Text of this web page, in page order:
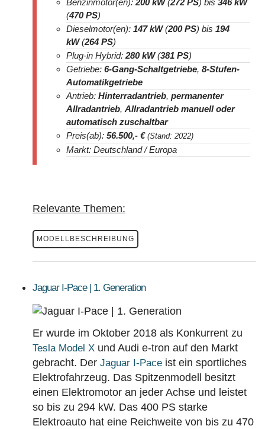
Benzinmotor(en): 200 kW(272 PS) bis 346 kW
(470 PS)
Dieselmotor(en): 147 kW(200 PS) bis 194
kW(264 PS)
Plug-in Hybrid: 280 kW(381 PS)
Getriebe: 6-Gang-Schaltgetriebe, 8-Stufen-
Automatikgetriebe
Antrieb: Hinterradantrieb, permanenter
Allradantrieb, Allradantrieb manuell oder
automatisch zuschaltbar
Preis(ab): 56.500,- € (Stand: 2022)
Markt: Deutschland / Europa
Relevante Themen:
MODELLBESCHREIBUNG
Jaguar I-Pace | 1. Generation
Er wurde im Oktober 2018 als Konkurrent zu
Tesla Model X und Audi e-tron auf den Markt
gebracht. Der Jaguar I-Pace ist ein sportliches
Elektrofahrzeug. Das Spitzenmodell besitzt
einen Elektromotor an jeder Achse und leistet
so bis zu 294 kW. Das 400 PS starke
Elektroauto hat eine Reichweite von bis zu 470